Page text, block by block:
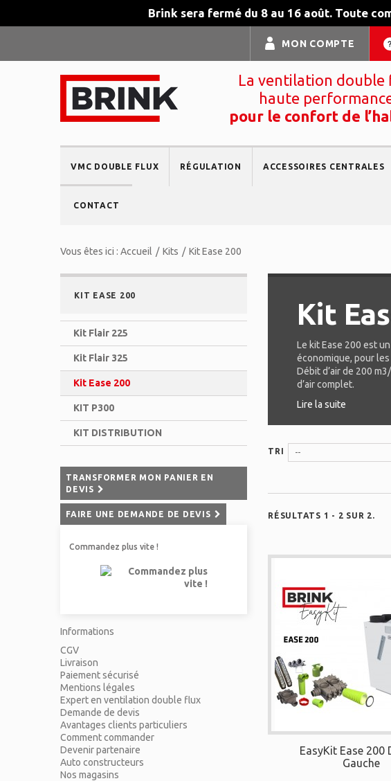
Brink sera fermé du 8 au 16 août. Toute
MON COMPTE
La ventilation double
haute
pour le confort de
VMC DOUBLE FLUX RÉGULATION ACCESSOIRES CENTRALES
CONTACT
Vous êtes ici : Accueil / Kits / Kit Ease 200
KIT EASE 200
Kit Flair 225
Kit Flair 325
Kit Ease 200
KIT P300
KIT DISTRIBUTION
TRANSFORMER MON PANIER EN
DEVIS
FAIRE UNE DEMANDE DE DEVIS
Commandez plus vite !
Informations
CGV
Livraison
Paiement sécurisé
Mentions légales
Expert en ventilation double flux
Demande de devis
Avantages clients particuliers
Comment commander
Devenir partenaire
Auto constructeurs
Nos magasins
Kit
Le kit Ease 200 est un
économique, pour
Débit d’air de 200
d’air complet.
Lire la suite
TRI --
RÉSULTATS 1 - 2 SUR 2.
EasyKit Ease 200
Gauche